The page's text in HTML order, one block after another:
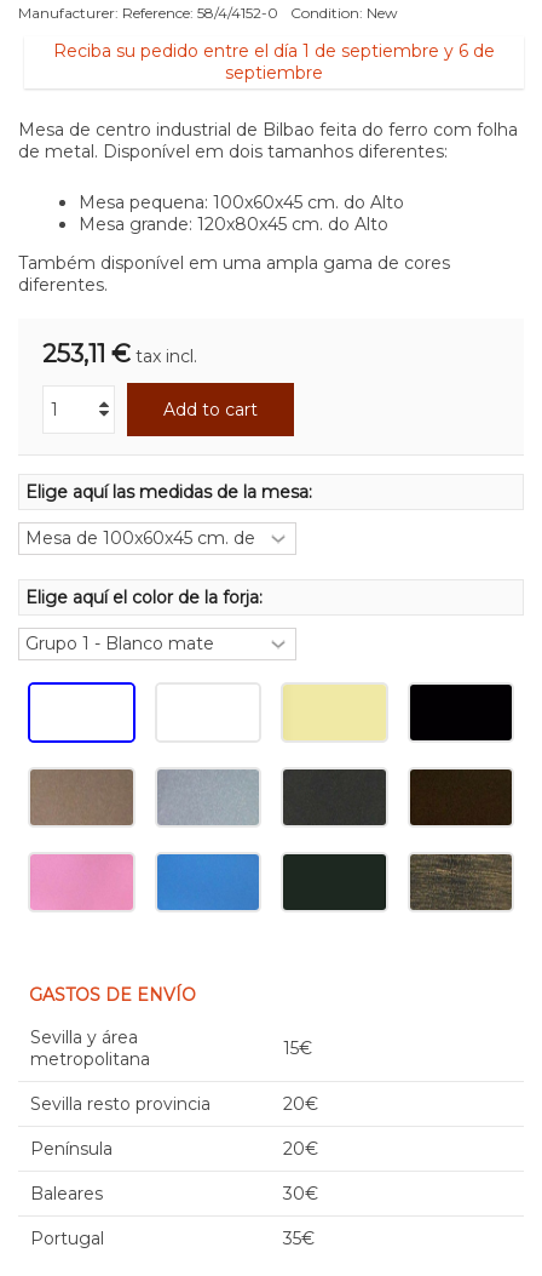
Manufacturer: Reference: 58/4/4152-0 Condition: New
Reciba su pedido entre el día 1 de septiembre y 6 de
septiembre
Mesa de centro industrial de Bilbao feita do ferro com folha
de metal. Disponível em dois tamanhos diferentes:
Mesa pequena: 100x60x45 cm. do Alto
Mesa grande: 120x80x45 cm. do Alto
Também disponível em uma ampla gama de cores
diferentes.
253,11 € tax incl.
Add to cart
Elige aquí las medidas de la mesa:
Elige aquí el color de la forja:
GASTOS DE ENVÍO
Sevilla y área
metropolitana
15€
Sevilla resto provincia 20€
Península 20€
Baleares 30€
Portugal 35€